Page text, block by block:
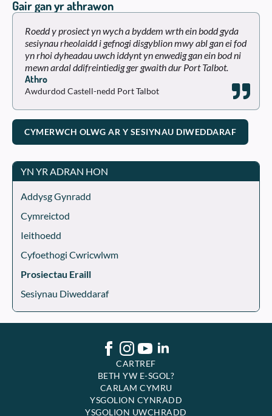
Gair gan yr athrawon
Roedd y prosiect yn wych a byddem wrth ein bodd gyda
sesiynau rheolaidd i gefnogi disgyblion mwy abl gan ei fod
yn rhoi dyheadau uwch iddynt yn enwedig gan ein bod ni
mewn ardal ddifreintiedig ger gwaith dur Port Talbot.
Athro
Awdurdod Castell-nedd Port Talbot
CYMERWCH OLWG AR Y SESIYNAU DIWEDDARAF
YN YR ADRAN HON
Addysg Gynradd
Cymreictod
Ieithoedd
Cyfoethogi Cwricwlwm
Prosiectau Eraill
Sesiynau Diweddaraf
CARTREF
BETH YW E-SGOL?
CARLAM CYMRU
YSGOLION CYNRADD
YSGOLION UWCHRADD